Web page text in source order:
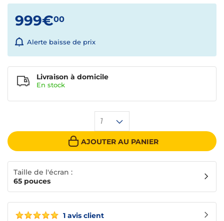
1 avis client
999€00
Alerte baisse de prix
1
AJOUTER AU PANIER
Livraison à domicile
En stock
Taille de l'écran :
65 pouces